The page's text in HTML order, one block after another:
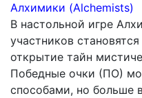
Алхимики (Alchemists)
В настольной игре
участников
открытие тайн
Победные очки (ПО)
способами, но больше